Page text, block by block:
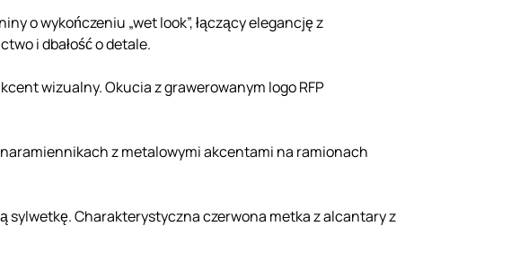
o wykończeniu „wet look”, łączący elegancję z
i dbałość o detale.
wizualny. Okucia z grawerowanym logo RFP
z metalowymi akcentami na ramionach
sylwetkę. Charakterystyczna czerwona metka z alcantary z